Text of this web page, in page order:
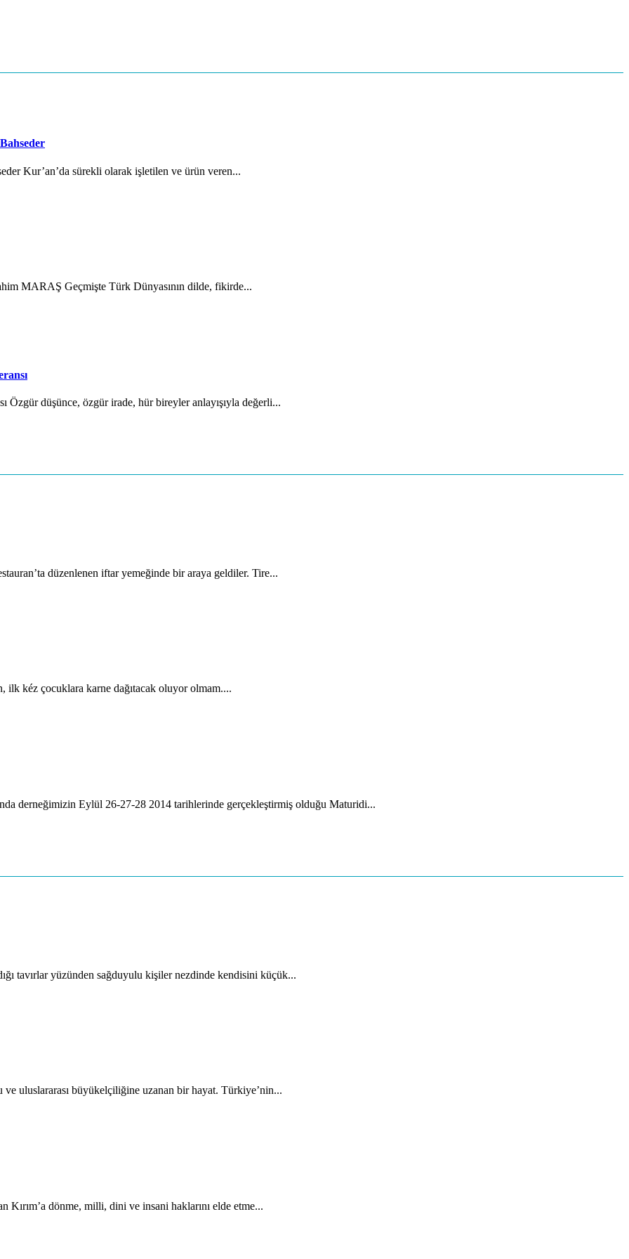
Kur’an’da sürekli olarak işletilen ve ürün veren...
MARAŞ Geçmişte Türk Dünyasının dilde, fikirde...
Özgür düşünce, özgür irade, hür bireyler anlayışıyla değerli...
düzenlenen iftar yemeğinde bir araya geldiler. Tire...
kéz çocuklara karne dağıtacak oluyor olmam....
derneğimizin Eylül 26-27-28 2014 tarihlerinde gerçekleştirmiş olduğu Maturidi...
tavırlar yüzünden sağduyulu kişiler nezdinde kendisini küçük...
uluslararası büyükelçiliğine uzanan bir hayat. Türkiye’nin...
Kırım’a dönme, milli, dini ve insani haklarını elde etme...